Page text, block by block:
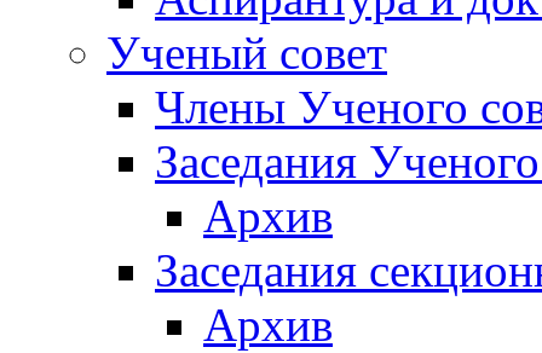
Ученый совет
Члены Ученого
Заседания
Архив
Заседания
Архив